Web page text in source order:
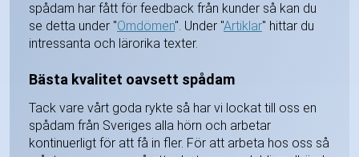
spådam har fått för feedback från kunder så kan du
se detta under "Omdömen". Under "Artiklar" hittar du
intressanta och lärorika texter.
Bästa kvalitet oavsett spådam
Tack vare vårt goda rykte så har vi lockat till oss en
spådam från Sveriges alla hörn och arbetar
kontinuerligt för att få in fler. För att arbeta hos oss så